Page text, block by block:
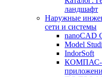
ландшафт
Наружные
сети и системы
nanoCAD
Model
IndorSoft
КОМПАС-